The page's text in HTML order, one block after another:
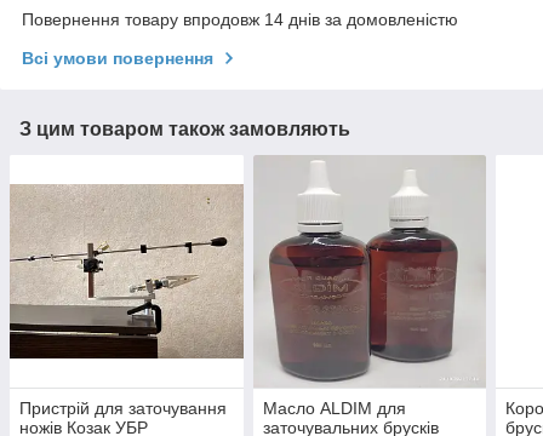
Повернення товару впродовж 14 днів за домовленістю
Всі умови повернення
З цим товаром також замовляють
Пристрій для заточування
ножів Козак УБР
Масло ALDIM для
заточувальних брусків